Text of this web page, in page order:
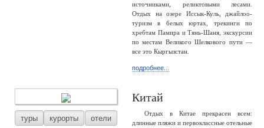
источниками, реликтовыми лесами.
Отдых на озере Иссык-Куль, джайлоо-
туризм в белых юртах, трекинги по
хребтам Памира и Тянь-Шаня, экскурсии
по местам Великого Шелкового пути —
все это Кыргызстан.
подробнее...
туры курорты отели
Китай
Отдых в Китае прекрасен всем:
длинные пляжи и первоклассные отельные